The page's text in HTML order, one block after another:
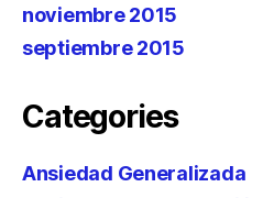
noviembre 2015
septiembre 2015
Categories
Ansiedad Generalizada